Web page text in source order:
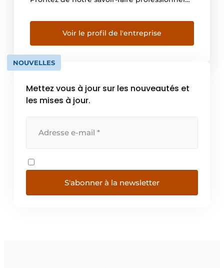
proximité. En tant que leader du marché au
Benelux, nous sommes le partenaire
privilégié de bon nombre d’architectes,
d’entrepreneurs et de […]
Voir le profil de l'entreprise
NOUVELLES
Mettez vous à jour sur les nouveautés et
les mises à jour.
S'abonner à la newsletter